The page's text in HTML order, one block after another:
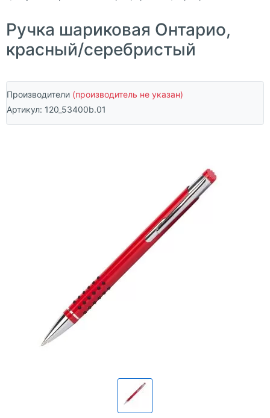
Ручка шариковая Онтарио,
красный/серебристый
Производители (производитель не указан)
Артикул: 120_53400b.01